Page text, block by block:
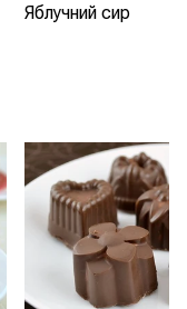
Яблучний сир